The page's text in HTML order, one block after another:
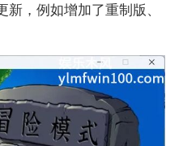
，例如增加了重制版、